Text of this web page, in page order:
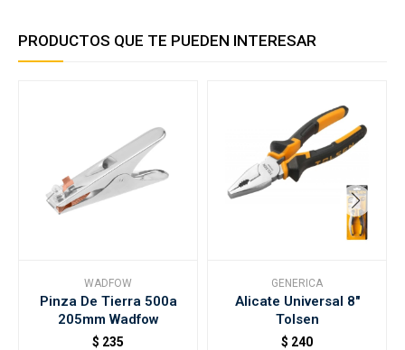
PRODUCTOS QUE TE PUEDEN INTERESAR
WADFOW
Pinza De Tierra 500a
205mm Wadfow
$ 235
GENERICA
Alicate Universal 8"
Tolsen
$ 240